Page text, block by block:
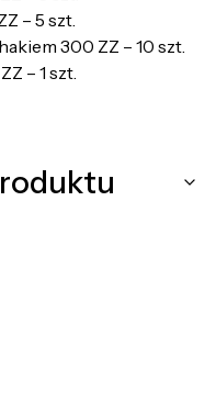
– 5 szt.
300 ZZ – 10 szt.
– 1 szt.